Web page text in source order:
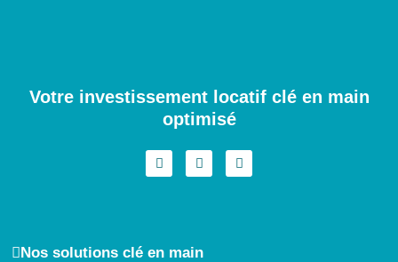
Votre investissement locatif clé en main
optimisé
n
s
m
a
c
i
n
Nos solutions clé en main